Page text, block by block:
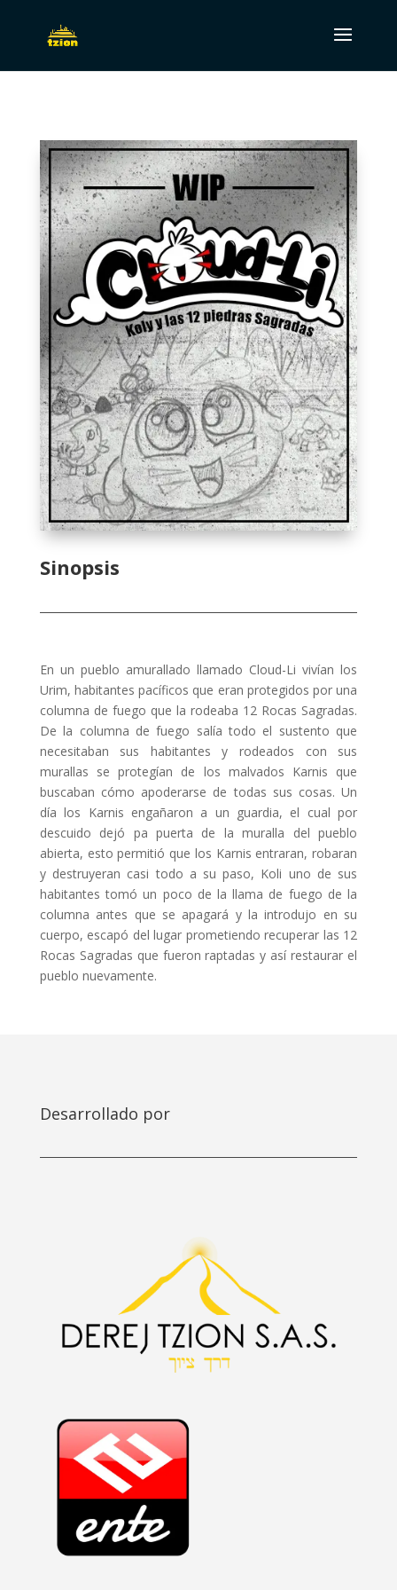
Sinopsis
En un pueblo amurallado llamado Cloud-Li vivían los
Urim, habitantes pacíficos que eran protegidos por una
columna de fuego que la rodeaba 12 Rocas Sagradas.
De la columna de fuego salía todo el sustento que
necesitaban sus habitantes y rodeados con sus
murallas se protegían de los malvados Karnis que
buscaban cómo apoderarse de todas sus cosas. Un
día los Karnis engañaron a un guardia, el cual por
descuido dejó pa puerta de la muralla del pueblo
abierta, esto permitió que los Karnis entraran, robaran
y destruyeran casi todo a su paso, Koli uno de sus
habitantes tomó un poco de la llama de fuego de la
columna antes que se apagará y la introdujo en su
cuerpo, escapó del lugar prometiendo recuperar las 12
Rocas Sagradas que fueron raptadas y así restaurar el
pueblo nuevamente.
Desarrollado por